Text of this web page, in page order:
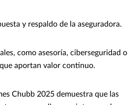
y respaldo de la aseguradora.
como asesoría, ciberseguridad o
aportan valor continuo.
Chubb 2025 demuestra que las